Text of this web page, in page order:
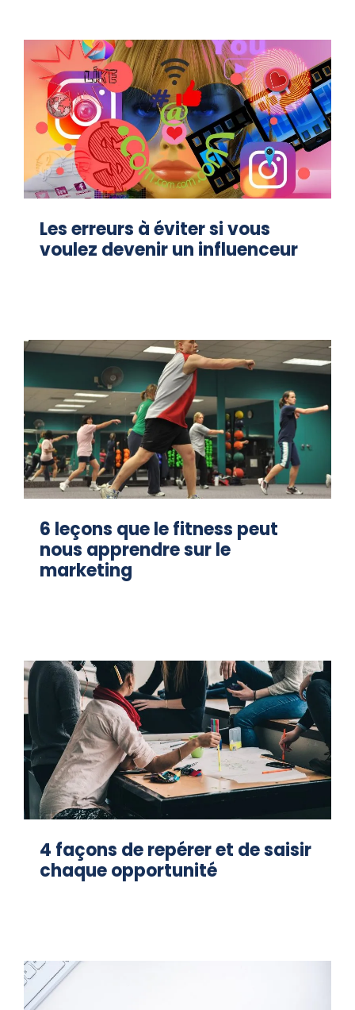
Les erreurs à éviter si vous
voulez devenir un influenceur
6 leçons que le fitness peut
nous apprendre sur le
marketing
4 façons de repérer et de saisir
chaque opportunité